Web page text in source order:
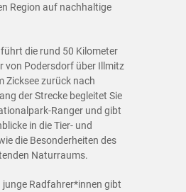
Region auf nachhaltige
die rund 50 Kilometer
von Podersdorf über Illmitz
Zicksee zurück nach
der Strecke begleitet Sie
Ranger und gibt
in die Tier- und
die Besonderheiten des
Naturraums.
junge Radfahrer*innen gibt